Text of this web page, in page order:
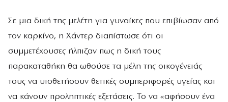
Σε μια δική της μελέτη για γυναίκες που επιβίωσαν από
τον καρκίνο, η Χάντερ διαπίστωσε ότι οι
συμμετέχουσες ήλπιζαν πως η δική τους
παρακαταθήκη θα ωθούσε τα μέλη της οικογένειάς
τους να υιοθετήσουν θετικές συμπεριφορές υγείας και
να κάνουν προληπτικές εξετάσεις. Το να «αφήσουν ένα